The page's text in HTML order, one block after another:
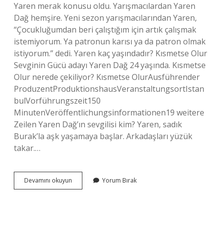
Yaren merak konusu oldu. Yarışmacılardan Yaren
Dağ hemşire. Yeni sezon yarışmacılarından Yaren,
“Çocukluğumdan beri çalıştığım için artık çalışmak
istemiyorum. Ya patronun karısı ya da patron olmak
istiyorum.” dedi. Yaren kaç yaşındadır? Kısmetse Olur
Sevginin Gücü adayı Yaren Dağ 24 yaşında. Kısmetse
Olur nerede çekiliyor? Kısmetse OlurAusführender
ProduzentProduktionshausVeranstaltungsortIstan
bulVorführungszeit150
MinutenVeröffentlichungsinformationen19 weitere
Zeilen Yaren Dağ’ın sevgilisi kim? Yaren, sadık
Burak’la aşk yaşamaya başlar. Arkadaşları yüzük
takar.…
Devamını okuyun Kısmetse
Olur
Yorum Bırak